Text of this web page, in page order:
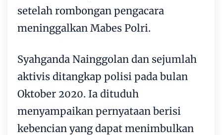
setelah rombongan pengacara
meninggalkan Mabes Polri.
Syahganda Nainggolan dan sejumlah
aktivis ditangkap polisi pada bulan
Oktober 2020. Ia dituduh
menyampaikan pernyataan berisi
kebencian yang dapat menimbulkan